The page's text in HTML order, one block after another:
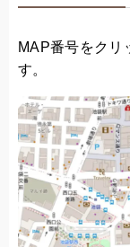
MAP番号をクリ
す。